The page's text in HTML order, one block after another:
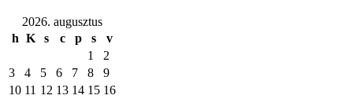
2026. augusztus
h K s c p s
v
1
2
3
4 5 6 7 8
9
10 11 12 13 14 15 16